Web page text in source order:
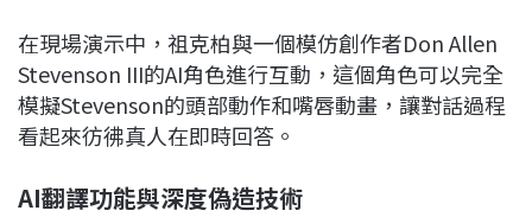
在現場演示中，祖克柏與一個模仿創作者Don Allen
Stevenson III的AI角色進行互動，這個角色可以完全
模擬Stevenson的頭部動作和嘴唇動畫，讓對話過程
看起來彷彿真人在即時回答。
AI翻譯功能與深度偽造技術